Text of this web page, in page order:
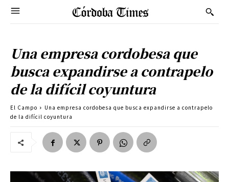
Una empresa cordobesa que
busca expandirse a contrapelo
de la difícil coyuntura
El Campo
Una empresa cordobesa que busca expandirse a contrapelo
de la difícil coyuntura